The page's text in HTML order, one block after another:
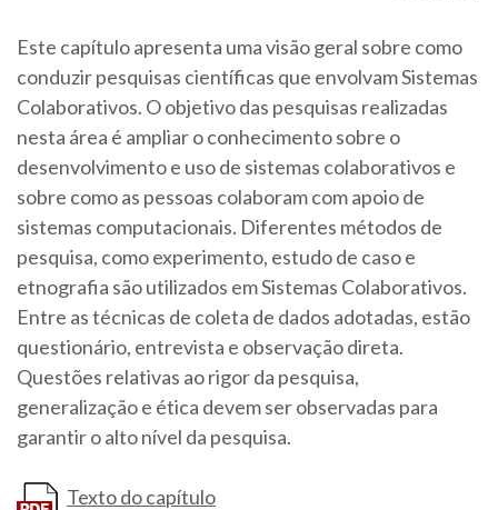
Este capítulo apresenta uma visão geral sobre como
conduzir pesquisas científicas que envolvam Sistemas
Colaborativos. O objetivo das pesquisas realizadas
nesta área é ampliar o conhecimento sobre o
desenvolvimento e uso de sistemas colaborativos e
sobre como as pessoas colaboram com apoio de
sistemas computacionais. Diferentes métodos de
pesquisa, como experimento, estudo de caso e
etnografia são utilizados em Sistemas Colaborativos.
Entre as técnicas de coleta de dados adotadas, estão
questionário, entrevista e observação direta.
Questões relativas ao rigor da pesquisa,
generalização e ética devem ser observadas para
garantir o alto nível da pesquisa.
Texto do capítulo